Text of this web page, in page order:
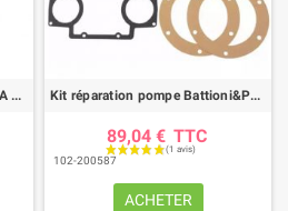
HUILE POUR COMPRESSEUR A LISIER Battioni Pagani (5 L) Kit réparation pompe Battioni&Pagani MEC3000
89,04 € TTC
102-200587
ACHETER